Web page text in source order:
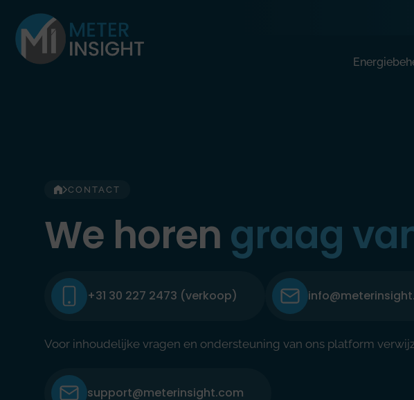
naar
inhoud
CONTACT
We horen graag
+31 30 227 2473 (verkoop)
Voor inhoudelijke vragen en ondersteuning van ons platform
support@meterinsight.com